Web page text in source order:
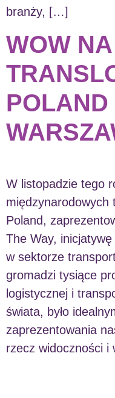
branży, […]
WOW
POLAND
W listopadzie tego
międzynarodowych
Poland,
The Way,
w sektorze
gromadzi tysiące
logistycznej i
świata, było
zaprezentowania
rzecz widoczności